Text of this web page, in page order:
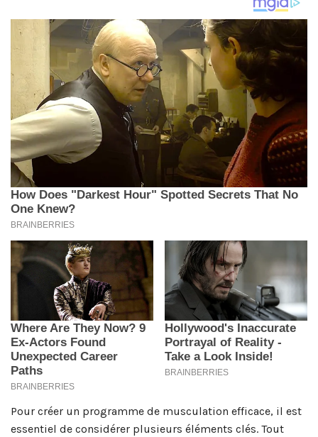
Pour créer un programme de musculation efficace, il est
essentiel de considérer plusieurs éléments clés. Tout